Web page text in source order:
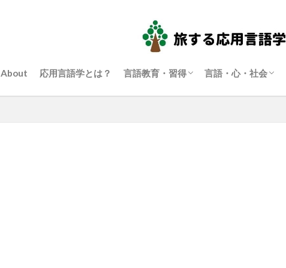
About 応用言語学とは？ 言語教育・習得 言語・心・社会